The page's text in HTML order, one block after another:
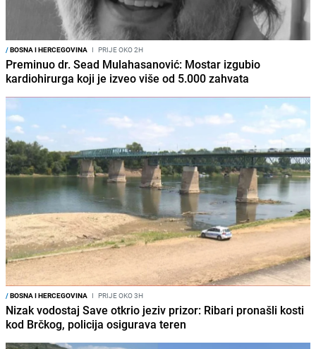
/BOSNA I HERCEGOVINA I PRIJE OKO 2H
Preminuo dr. Sead Mulahasanović: Mostar izgubio
kardiohirurga koji je izveo više od 5.000 zahvata
/BOSNA I HERCEGOVINA I PRIJE OKO 3H
Nizak vodostaj Save otkrio jeziv prizor: Ribari pronašli kosti
kod Brčkog, policija osigurava teren